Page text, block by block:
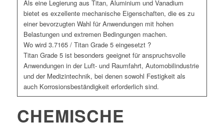
Als eine Legierung aus Titan, Aluminium und Vanadium
bietet es exzellente mechanische Eigenschaften, die es zu
einer bevorzugten Wahl für Anwendungen mit hohen
Belastungen und extremen Bedingungen machen.
Wo wird 3.7165 / Titan Grade 5 eingesetzt ?
Titan Grade 5 ist besonders geeignet für anspruchsvolle
Anwendungen in der Luft- und Raumfahrt, Automobilindustrie
und der Medizintechnik, bei denen sowohl Festigkeit als
auch Korrosionsbeständigkeit erforderlich sind.
CHEMISCHE